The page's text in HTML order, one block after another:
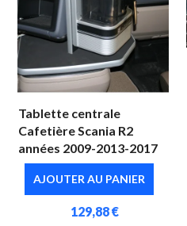
Tablette centrale
Cafetière Scania R2
années 2009-2013-2017
AJOUTER AU PANIER
129,88 €